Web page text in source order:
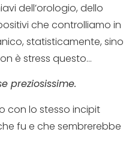
dell’orologio, dello
che controlliamo in
statisticamente, sino
è stress questo…
preziosissime.
con lo stesso incipit
fu e che sembrerebbe